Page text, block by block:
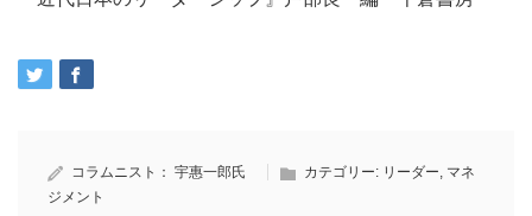
コラムニスト： 宇惠一郎氏 カテゴリー: リーダー, マネ
ジメント